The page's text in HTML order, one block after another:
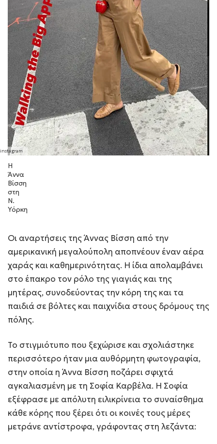
Η
Άννα
Βίσση
στη
Ν.
Υόρκη
Οι αναρτήσεις της Άννας Βίσση από την
αμερικανική μεγαλούπολη αποπνέουν έναν αέρα
χαράς και καθημερινότητας. Η ίδια απολαμβάνει
στο έπακρο τον ρόλο της γιαγιάς και της
μητέρας, συνοδεύοντας την κόρη της και τα
παιδιά σε βόλτες και παιχνίδια στους δρόμους της
πόλης.
Το στιγμιότυπο που ξεχώρισε και σχολιάστηκε
περισσότερο ήταν μια αυθόρμητη φωτογραφία,
στην οποία η Άννα Βίσση ποζάρει σφιχτά
αγκαλιασμένη με τη Σοφία Καρβέλα. Η Σοφία
εξέφρασε με απόλυτη ειλικρίνεια το συναίσθημα
κάθε κόρης που ξέρει ότι οι κοινές τους μέρες
μετράνε αντίστροφα, γράφοντας στη λεζάντα: